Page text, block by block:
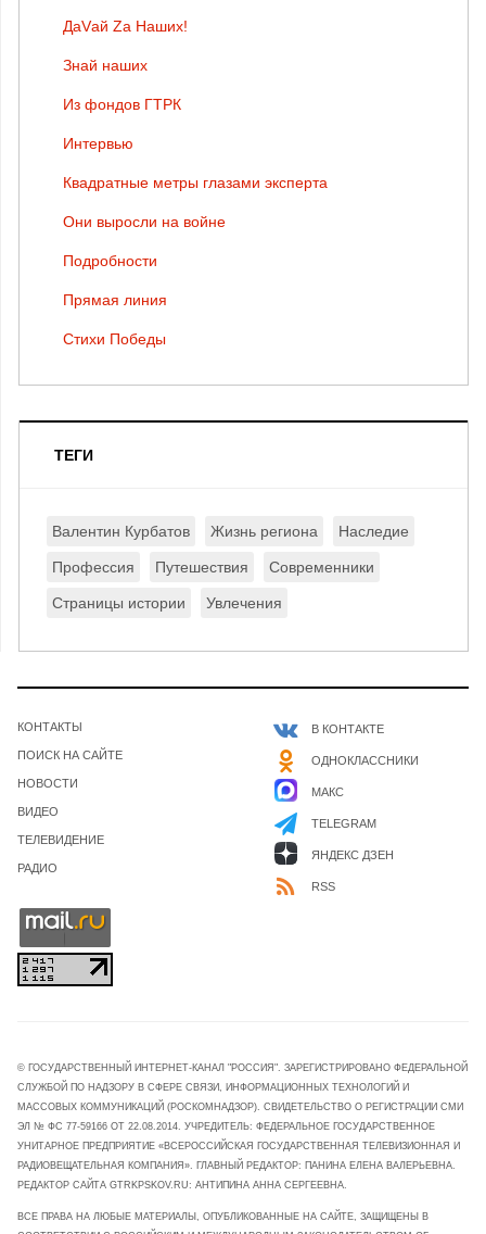
ДаVай Zа Наших!
Знай наших
Из фондов ГТРК
Интервью
Квадратные метры глазами эксперта
Они выросли на войне
Подробности
Прямая линия
Стихи Победы
ТЕГИ
Валентин Курбатов Жизнь региона Наследие
Профессия Путешествия Современники
Страницы истории Увлечения
КОНТАКТЫ
ПОИСК НА САЙТЕ
НОВОСТИ
ВИДЕО
ТЕЛЕВИДЕНИЕ
РАДИО
В КОНТАКТЕ
ОДНОКЛАССНИКИ
МАКС
TELEGRAM
ЯНДЕКС ДЗЕН
RSS
© ГОСУДАРСТВЕННЫЙ ИНТЕРНЕТ-КАНАЛ "РОССИЯ". ЗАРЕГИСТРИРОВАНО ФЕДЕРАЛЬНОЙ
СЛУЖБОЙ ПО НАДЗОРУ В СФЕРЕ СВЯЗИ, ИНФОРМАЦИОННЫХ ТЕХНОЛОГИЙ И
МАССОВЫХ КОММУНИКАЦИЙ (РОСКОМНАДЗОР). СВИДЕТЕЛЬСТВО О РЕГИСТРАЦИИ СМИ
ЭЛ № ФС 77-59166 ОТ 22.08.2014. УЧРЕДИТЕЛЬ: ФЕДЕРАЛЬНОЕ ГОСУДАРСТВЕННОЕ
УНИТАРНОЕ ПРЕДПРИЯТИЕ «ВСЕРОССИЙСКАЯ ГОСУДАРСТВЕННАЯ ТЕЛЕВИЗИОННАЯ И
РАДИОВЕЩАТЕЛЬНАЯ КОМПАНИЯ». ГЛАВНЫЙ РЕДАКТОР: ПАНИНА ЕЛЕНА ВАЛЕРЬЕВНА.
РЕДАКТОР САЙТА GTRKPSKOV.RU: АНТИПИНА АННА СЕРГЕЕВНА.
ВСЕ ПРАВА НА ЛЮБЫЕ МАТЕРИАЛЫ, ОПУБЛИКОВАННЫЕ НА САЙТЕ, ЗАЩИЩЕНЫ В